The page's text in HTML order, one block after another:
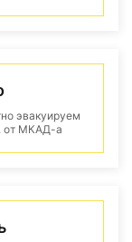
эвакуируем
от МКАД-а